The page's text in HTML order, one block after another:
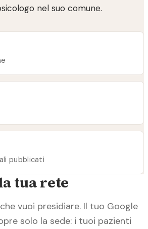
nel suo comune.
pubblicati
tua rete
vuoi presidiare. Il tuo Google
solo la sede: i tuoi pazienti